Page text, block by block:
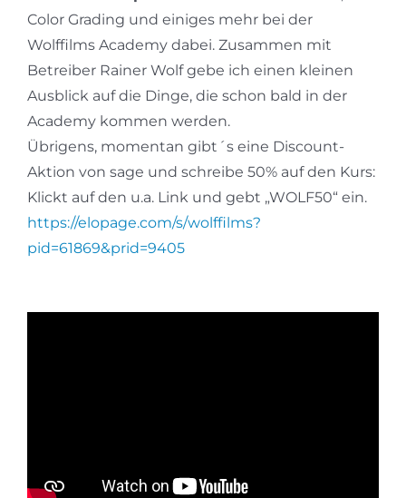
Color Grading und einiges mehr bei der
Wolffilms Academy dabei. Zusammen mit
Betreiber Rainer Wolf gebe ich einen kleinen
Ausblick auf die Dinge, die schon bald in der
Academy kommen werden.
Übrigens, momentan gibt´s eine Discount-
Aktion von sage und schreibe 50% auf den Kurs:
Klickt auf den u.a. Link und gebt „WOLF50“ ein.
https://elopage.com/s/wolffilms?
pid=61869&prid=9405